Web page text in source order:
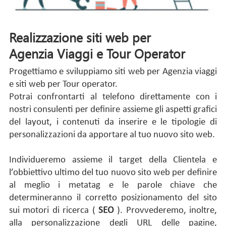
Realizzazione siti web per
Agenzia Viaggi e Tour Operator
Progettiamo e sviluppiamo siti web per Agenzia viaggi
e siti web per Tour operator.
Potrai confrontarti al telefono direttamente con i
nostri consulenti per definire assieme gli aspetti grafici
del layout, i contenuti da inserire e le tipologie di
personalizzazioni da apportare al tuo nuovo sito web.
Individueremo assieme il target della Clientela e
l’obbiettivo ultimo del tuo nuovo sito web per definire
al meglio i metatag e le parole chiave che
determineranno il corretto posizionamento del sito
sui motori di ricerca ( SEO). Provvederemo, inoltre,
alla personalizzazione degli URL delle pagine,